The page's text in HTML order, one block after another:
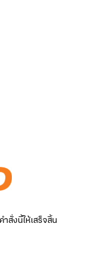
สั่งนี้ให้เสร็จสิ้น